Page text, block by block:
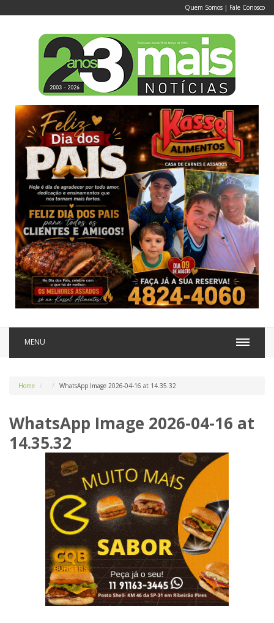
Quem Somos | Fale Conosco
MENU
Home WhatsApp Image 2026-04-16 at 14.35.32
WhatsApp Image 2026-04-16 at
14.35.32